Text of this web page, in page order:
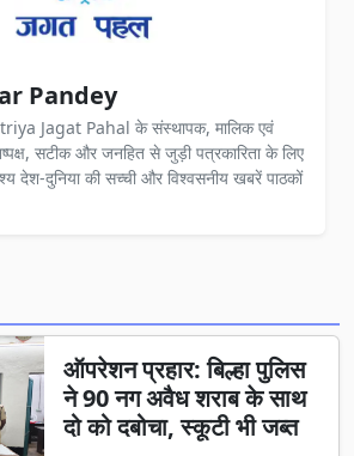
Pandey
Jagat Pahal के संस्थापक, मालिक एवं
सटीक और जनहित से जुड़ी पत्रकारिता के लिए
देश-दुनिया की सच्ची और विश्वसनीय खबरें पाठकों
ऑपरेशन प्रहार: बिल्हा पुलिस
ने 90 नग अवैध शराब के साथ
दो को दबोचा, स्कूटी भी जब्त